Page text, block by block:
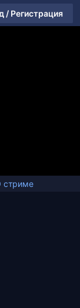
/ Регистрация
стриме